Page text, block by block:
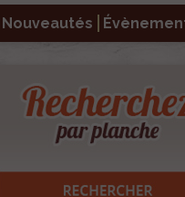
Nouveautés